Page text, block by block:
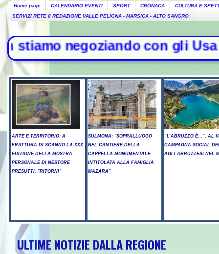
Home page CALENDARIO EVENTI SPORT CRONACA
CULTURA E
SERVIZI RETE 8 REDAZIONE VALLE PELIGNA - MARSICA - ALTO SANGRO
con gli Usa su
ARTE E TERRITORIO: A
FRATTURA DI SCANNO LA XXX
EDIZIONE DELLA MOSTRA
PERSONALE DI NESTORE
PRESUTTI, "RITORNI"
SULMONA: "SOPRALLUOGO
NEL CANTIERE DELLA
CAPPELLA MONUMENTALE
INTITOLATA ALLA FAMIGLIA
MAZARA"
“L’ABRUZZO È…”, AL
CAMPAGNA SOCIAL
AGLI ABRUZZESI NEL
ULTIME NOTIZIE DALLA REGIONE